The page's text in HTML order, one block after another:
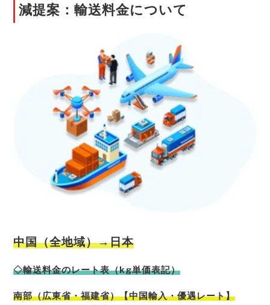
減提案：輸送料金について
中国（全地域）→日本
◇輸送料金のレート表（kg単価表記）
南部（広東省・福建省）【中国輸入・優遇レート】